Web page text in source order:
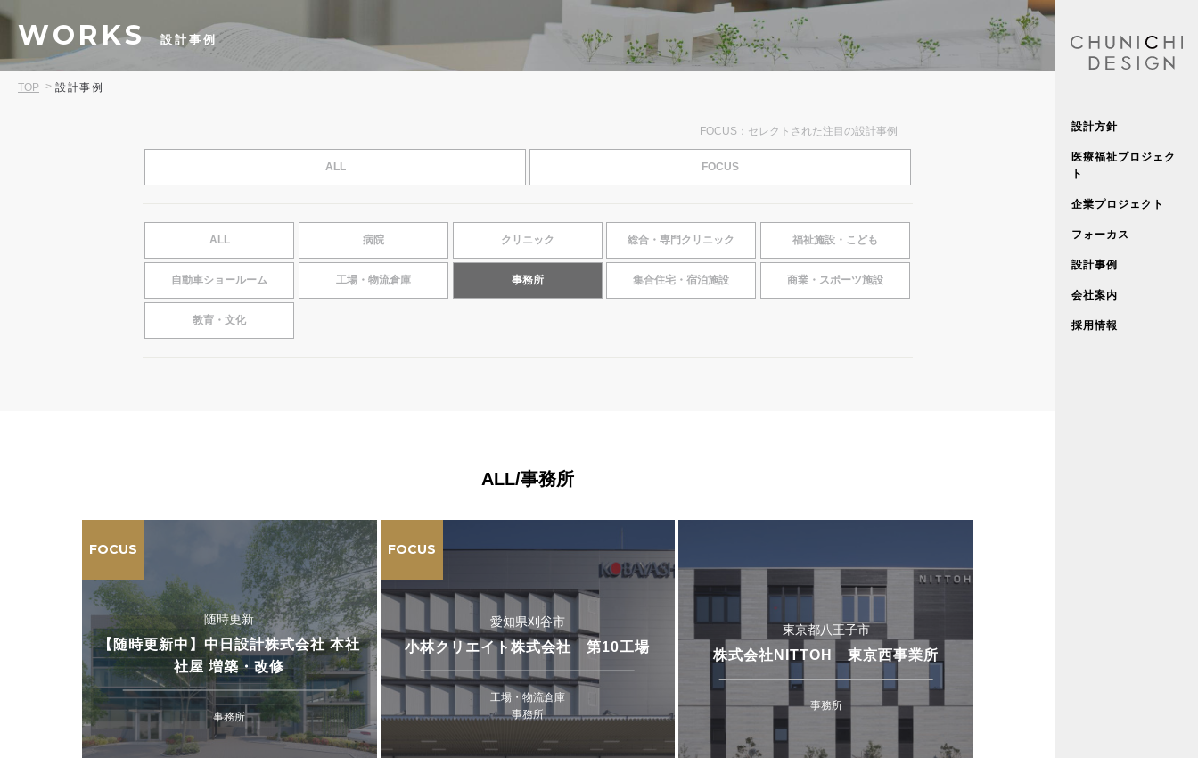
設計方針
医療福祉プロジェク
ト
企業プロジェクト
フォーカス
設計事例
会社案内
採用情報
WORKS 設計事例
TOP 設計事例
FOCUS：セレクトされた注目の設計事例
ALL FOCUS
ALL 病院 クリニック 総合・専門クリニック 福祉施設・こども
自動車ショールーム 工場・物流倉庫 事務所 集合住宅・宿泊施設 商業・スポーツ施設
教育・文化
ALL/事務所
FOCUS
随時更新
【随時更新中】中日設計株式会社 本社
社屋 増築・改修
事務所
FOCUS
愛知県刈谷市
小林クリエイト株式会社 第10工場
工場・物流倉庫
事務所
東京都八王子市
株式会社NITTOH 東京西事業所
事務所